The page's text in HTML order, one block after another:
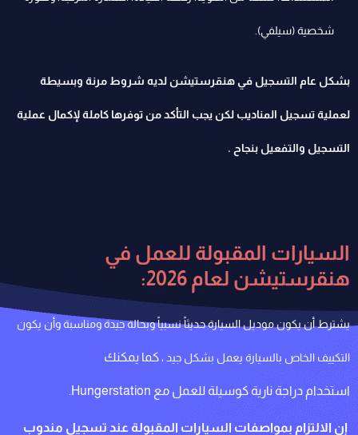
شخصية (سيلفي).
بشكل عام التسجيل في هنقرستيشن لديه شروط مرنة وبسيطة
لعملية تسجيل المناديب لكن يجب التأكد من توفرها كاملة لإكمال عملية
التسجيل والتفعيل بنجاح .
السيارات المقبولة للعمل في
هنقرستيشن لعام 2026:
يشترط أن يكون موديل السيارة حديثاً نسبياً وبحالة جيدة ومناسبة وأن يكون
التكييف الخاص بالسيارة يعمل بشكل جيد ،كما يمكنك
استخدام دراجة نارية كوسيلة للعمل مع Hungerstation.
إن الالتزام بمواصفات السيارات المقبولة عند تسجيل مندوب